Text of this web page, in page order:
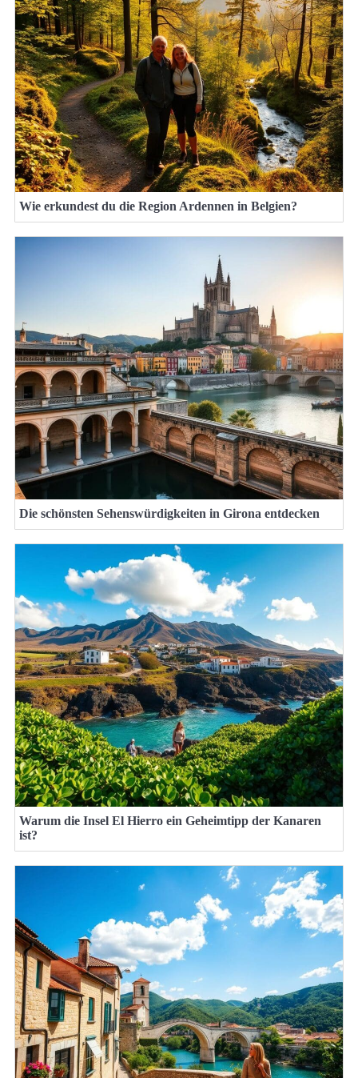
Wie erkundest du die Region Ardennen in Belgien?
Die schönsten Sehenswürdigkeiten in Girona entdecken
Warum die Insel El Hierro ein Geheimtipp der Kanaren
ist?